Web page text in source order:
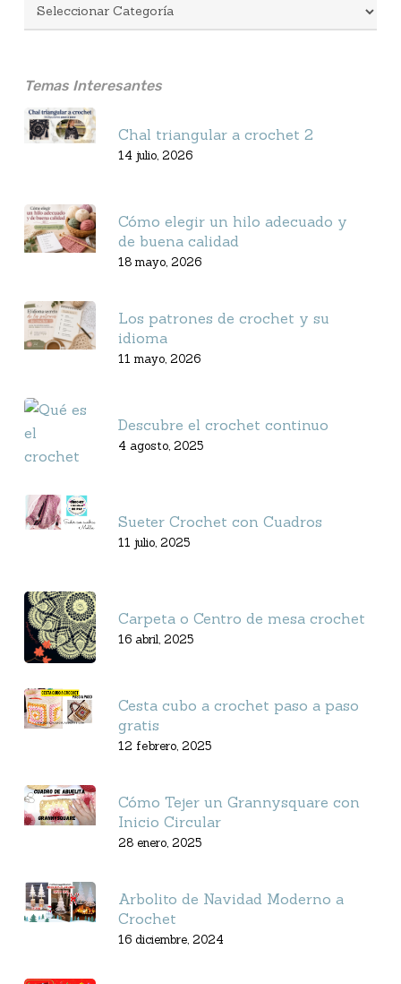
Temas Interesantes
Chal triangular a crochet 2
14 julio, 2026
Cómo elegir un hilo adecuado y
de buena calidad
18 mayo, 2026
Los patrones de crochet y su
idioma
11 mayo, 2026
Descubre el crochet continuo
4 agosto, 2025
Sueter Crochet con Cuadros
11 julio, 2025
Carpeta o Centro de mesa crochet
16 abril, 2025
Cesta cubo a crochet paso a paso
gratis
12 febrero, 2025
Cómo Tejer un Grannysquare con
Inicio Circular
28 enero, 2025
Arbolito de Navidad Moderno a
Crochet
16 diciembre, 2024